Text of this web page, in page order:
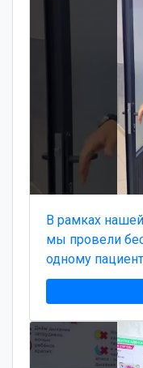
В рамках
мы провели
одному